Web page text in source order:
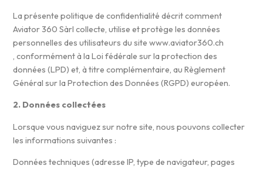
La présente politique de confidentialité décrit comment
Aviator 360 Sàrl collecte, utilise et protège les données
personnelles des utilisateurs du site www.aviator360.ch
, conformément à la Loi fédérale sur la protection des
données (LPD) et, à titre complémentaire, au Règlement
Général sur la Protection des Données (RGPD) européen.
2. Données collectées
Lorsque vous naviguez sur notre site, nous pouvons collecter
les informations suivantes :
Données techniques (adresse IP, type de navigateur, pages